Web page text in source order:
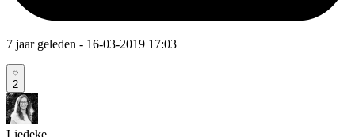
7 jaar geleden - 16-03-2019 17:03
2